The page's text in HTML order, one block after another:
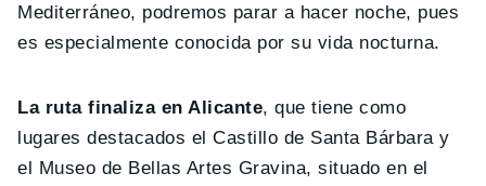
Mediterráneo, podremos parar a hacer noche, pues
es especialmente conocida por su vida nocturna.
La ruta finaliza en Alicante, que tiene como
lugares destacados el Castillo de Santa Bárbara y
el Museo de Bellas Artes Gravina, situado en el